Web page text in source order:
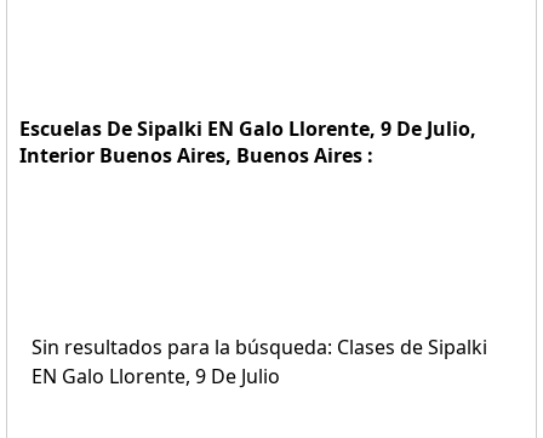
Escuelas De Sipalki EN Galo Llorente, 9 De Julio,
Interior Buenos Aires, Buenos Aires :
Sin resultados para la búsqueda: Clases de Sipalki
EN Galo Llorente, 9 De Julio